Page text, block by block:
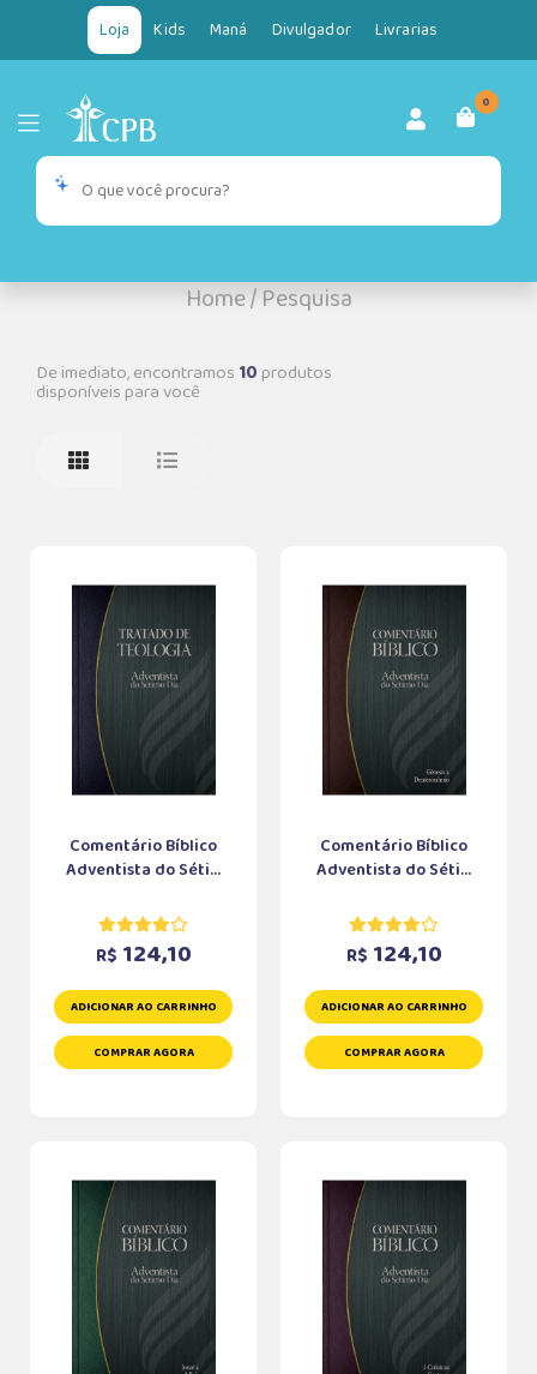
Loja Kids Maná Divulgador Livrarias
0
Home/Pesquisa
De imediato, encontramos 10produtos
disponíveis para você
Comentário Bíblico
Adventista do Séti...
R$ 124,10
ADICIONAR AO CARRINHO
COMPRAR AGORA
Comentário Bíblico
Adventista do Séti...
R$ 124,10
ADICIONAR AO CARRINHO
COMPRAR AGORA